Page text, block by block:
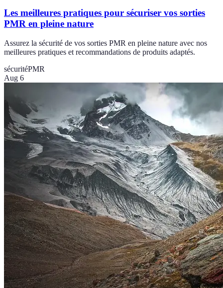
Les meilleures pratiques pour sécuriser vos sorties
PMR en pleine nature
Assurez la sécurité de vos sorties PMR en pleine nature avec nos
meilleures pratiques et recommandations de produits adaptés.
sécuritéPMR
Aug 6